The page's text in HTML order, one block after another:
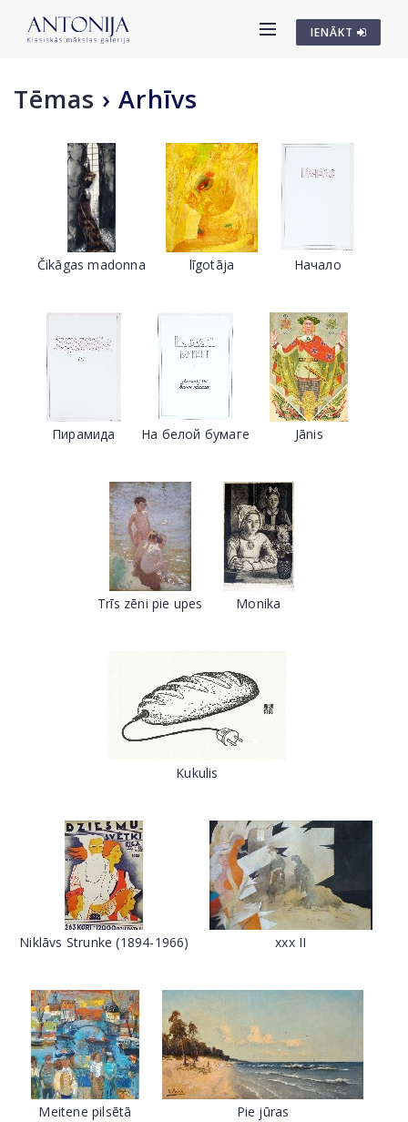
IENĀKT
Tēmas › Arhīvs
Čikāgas madonna līgotāja Начало
Пирамида На белой бумаге Jānis
Trīs zēni pie upes Monika
Kukulis
Niklāvs Strunke (1894-1966) xxx II
Meitene pilsētā Pie jūras